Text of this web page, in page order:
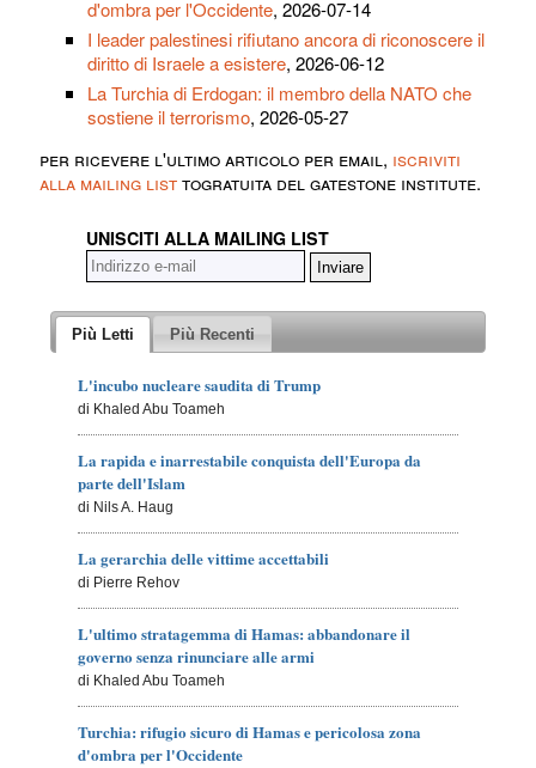
d'ombra per l'Occidente, 2026-07-14
I leader palestinesi rifiutano ancora di riconoscere il
diritto di Israele a esistere, 2026-06-12
La Turchia di Erdogan: il membro della NATO che
sostiene il terrorismo, 2026-05-27
per ricevere l'ultimo articolo per email, iscriviti
alla mailing listtogratuita del gatestone institute.
UNISCITI ALLA MAILING LIST
Più Letti Più Recenti
L'incubo nucleare saudita di Trump
di Khaled Abu Toameh
La rapida e inarrestabile conquista dell'Europa da
parte dell'Islam
di Nils A. Haug
La gerarchia delle vittime accettabili
di Pierre Rehov
L'ultimo stratagemma di Hamas: abbandonare il
governo senza rinunciare alle armi
di Khaled Abu Toameh
Turchia: rifugio sicuro di Hamas e pericolosa zona
d'ombra per l'Occidente